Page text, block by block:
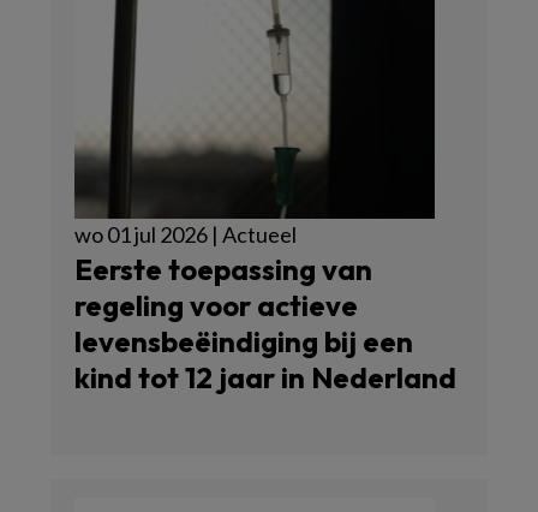
wo 01 jul 2026 | Actueel
Eerste toepassing van
regeling voor actieve
levensbeëindiging bij een
kind tot 12 jaar in Nederland